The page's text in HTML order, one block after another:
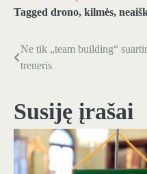
Tagged drono, kilmės,
Navigacija
įrašų
Ne tik „team building“
treneris
Susiję įrašai